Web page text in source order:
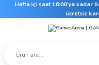
Hafta içi saat 16:00’ya kadar
ücretsiz